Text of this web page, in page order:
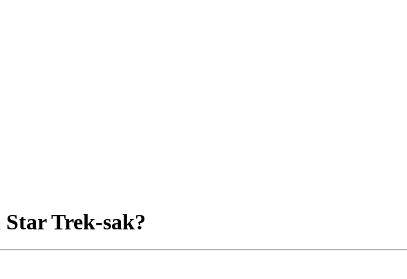
Trek-sak?